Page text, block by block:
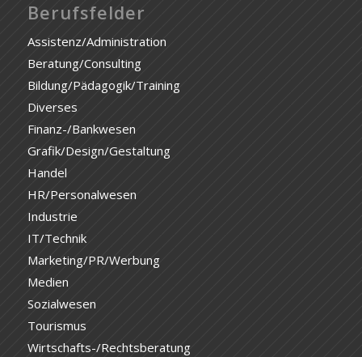
Berufsfelder
Assistenz/Administration
Beratung/Consulting
Bildung/Pädagogik/Training
Diverses
Finanz-/Bankwesen
Grafik/Design/Gestaltung
Handel
HR/Personalwesen
Industrie
IT/Technik
Marketing/PR/Werbung
Medien
Sozialwesen
Tourismus
Wirtschafts-/Rechtsberatung